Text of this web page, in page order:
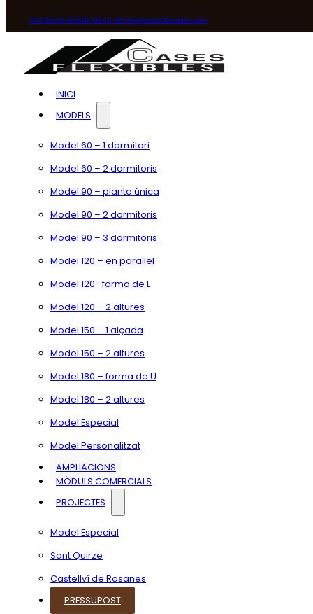
619 56 80 95619 56 80 95info@casasflexibles.com
INICI
MODELS
Model 60 – 1 dormitori
Model 60 – 2 dormitoris
Model 90 – planta única
Model 90 – 2 dormitoris
Model 90 – 3 dormitoris
Model 120 – en parallel
Model 120- forma de L
Model 120 – 2 altures
Model 150 – 1 alçada
Model 150 – 2 altures
Model 180 – forma de U
Model 180 – 2 altures
Model Especial
Model Personalitzat
AMPLIACIONS
MÒDULS COMERCIALS
PROJECTES
Model Especial
Sant Quirze
Castellví de Rosanes
PRESSUPOST